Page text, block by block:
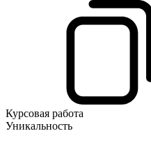
Курсовая работа
Уникальность